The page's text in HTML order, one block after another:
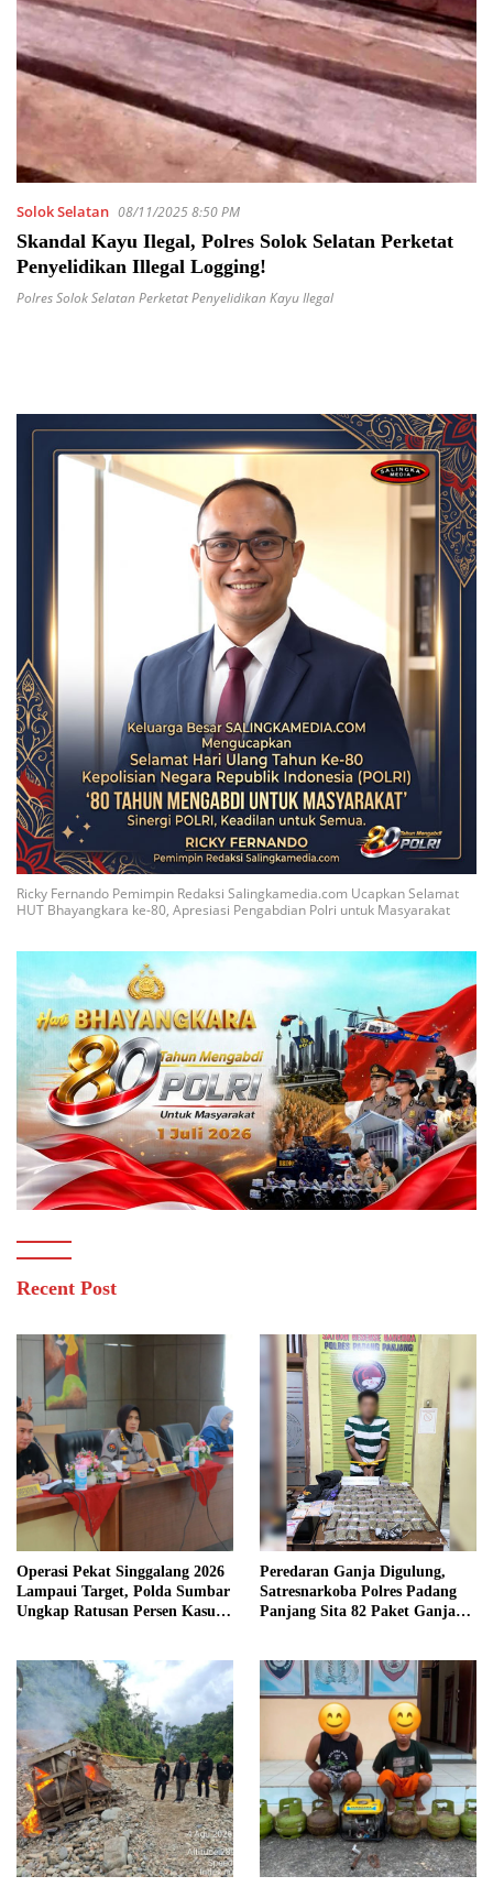
Solok Selatan 08/11/2025 8:50 PM
Skandal Kayu Ilegal, Polres Solok Selatan Perketat
Penyelidikan Illegal Logging!
Polres Solok Selatan Perketat Penyelidikan Kayu Ilegal
Ricky Fernando Pemimpin Redaksi Salingkamedia.com Ucapkan Selamat
HUT Bhayangkara ke-80, Apresiasi Pengabdian Polri untuk Masyarakat
Recent Post
Operasi Pekat Singgalang 2026
Lampaui Target, Polda Sumbar
Ungkap Ratusan Persen Kasus
Peredaran Ganja Digulung,
Satresnarkoba Polres Padang
Panjang Sita 82 Paket Ganja